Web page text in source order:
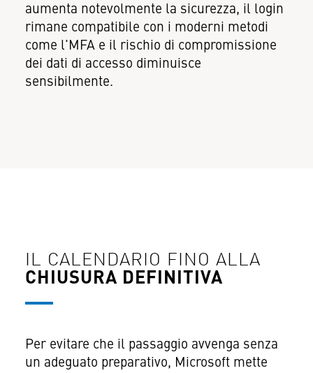
aumenta notevolmente la sicurezza, il login
rimane compatibile con i moderni metodi
come l'MFA e il rischio di compromissione
dei dati di accesso diminuisce
sensibilmente.
IL CALENDARIO FINO ALLA
CHIUSURA DEFINITIVA
Per evitare che il passaggio avvenga senza
un adeguato preparativo, Microsoft mette